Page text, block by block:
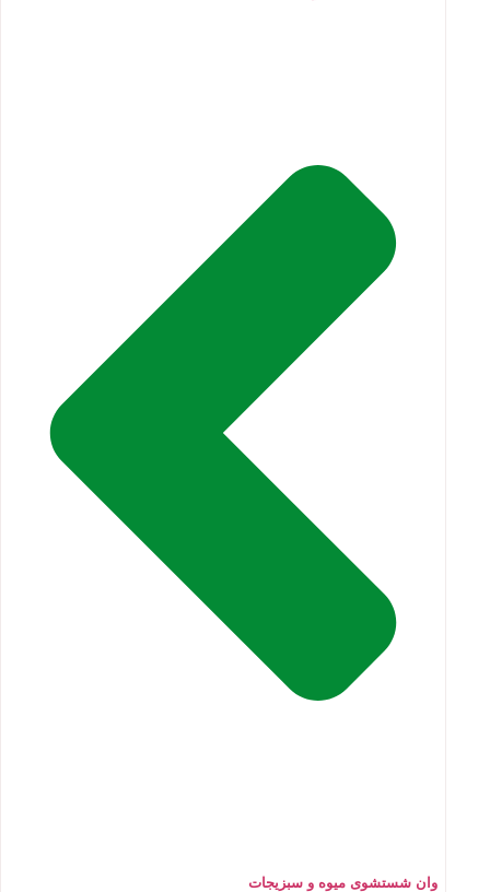
وان شستشوی میوه و سبزیجات